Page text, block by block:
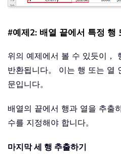
#예제2: 배열 끝에서 특정 행
위의 예제에서 볼 수 있듯이，
반환됩니다。 이는 행 또는 열
문입니다。
배열의 끝에서 행과 열을 추출
수를 지정해야 합니다。
마지막 세 행 추출하기